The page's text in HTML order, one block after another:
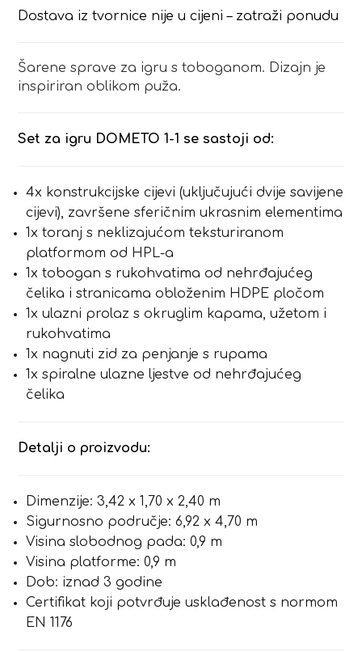
Dostava iz tvornice nije u cijeni – zatraži ponudu
Šarene sprave za igru s toboganom. Dizajn je
inspiriran oblikom puža.
Set za igru DOMETO 1-1 se sastoji od:
4x konstrukcijske cijevi (uključujući dvije savijene
cijevi), završene sferičnim ukrasnim elementima
1x toranj s neklizajućom teksturiranom
platformom od HPL-a
1x tobogan s rukohvatima od nehrđajućeg
čelika i stranicama obloženim HDPE pločom
1x ulazni prolaz s okruglim kapama, užetom i
rukohvatima
1x nagnuti zid za penjanje s rupama
1x spiralne ulazne ljestve od nehrđajućeg
čelika
Detalji o proizvodu:
Dimenzije: 3,42 x 1,70 x 2,40 m
Sigurnosno područje: 6,92 x 4,70 m
Visina slobodnog pada: 0,9 m
Visina platforme: 0,9 m
Dob: iznad 3 godine
Certifikat koji potvrđuje usklađenost s normom
EN 1176